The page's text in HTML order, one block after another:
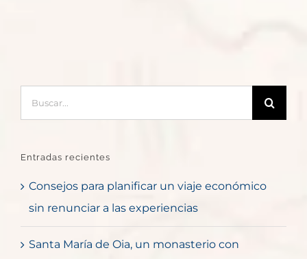
Entradas recientes
Consejos para planificar un viaje económico
sin renunciar a las experiencias
Santa María de Oia, un monasterio con